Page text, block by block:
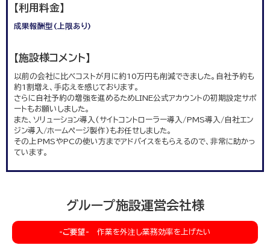
【利用料金】
成果報酬型(上限あり)
【施設様コメント】
以前の会社に比べコストが月に約10万円も削減できました。自社予約も
約1割増え、手応えを感じております。
さらに自社予約の増強を進めるためLINE公式アカウントの初期設定サポ
ートもお願いしました。
また、ソリューション導入(サイトコントローラー導入/PMS導入/自社エン
ジン導入/ホームページ製作)もお任せしました。
その上PMSやPCの使い方までアドバイスをもらえるので、非常に助かっ
ています。
グループ施設運営会社様
-ご要望- 作業を外注し業務効率を上げたい